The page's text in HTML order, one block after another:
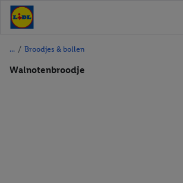
/ Broodjes & bollen
Walnotenbroodje